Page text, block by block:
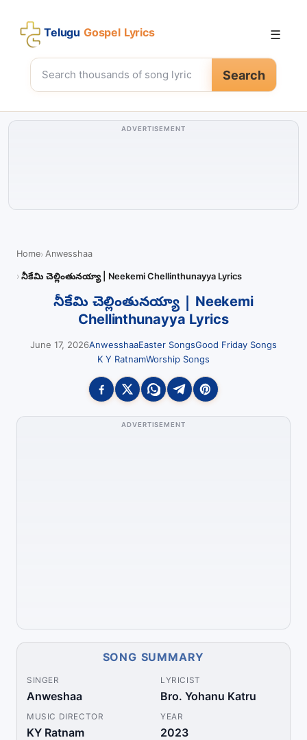
Telugu Gospel Lyrics
Search
☰
ADVERTISEMENT
Home Anwesshaa
నీకేమి చెల్లింతునయ్యా | Neekemi Chellinthunayya Lyrics
నీకేమి చెల్లింతునయ్యా | Neekemi
Chellinthunayya Lyrics
June 17, 2026AnwesshaaEaster SongsGood Friday Songs
K Y RatnamWorship Songs
ADVERTISEMENT
SONG SUMMARY
SINGER
Anweshaa
LYRICIST
Bro. Yohanu Katru
MUSIC DIRECTOR
KY Ratnam
YEAR
2023